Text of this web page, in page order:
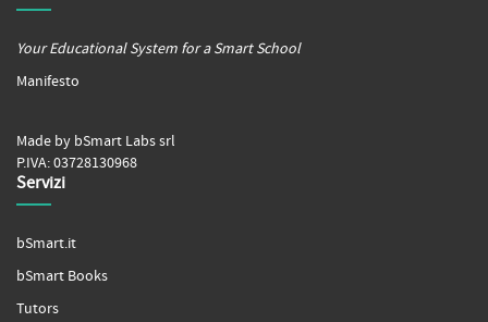
Your Educational System for a Smart School
Manifesto
Made by bSmart Labs srl
P.IVA: 03728130968
Servizi
bSmart.it
bSmart Books
Tutors